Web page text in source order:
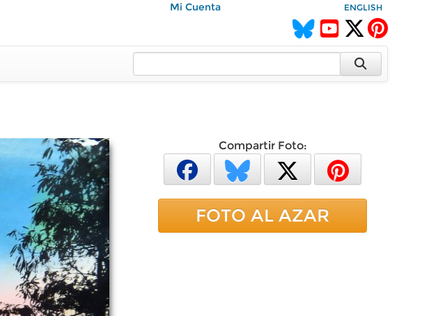
Mi Cuenta ENGLISH
Compartir Foto:
FOTO AL AZAR